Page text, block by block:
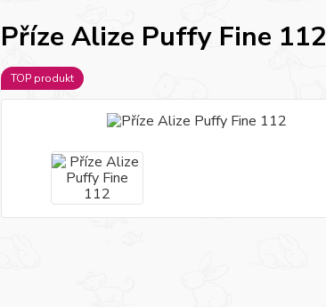
Příze Alize Puffy Fine 112
TOP produkt